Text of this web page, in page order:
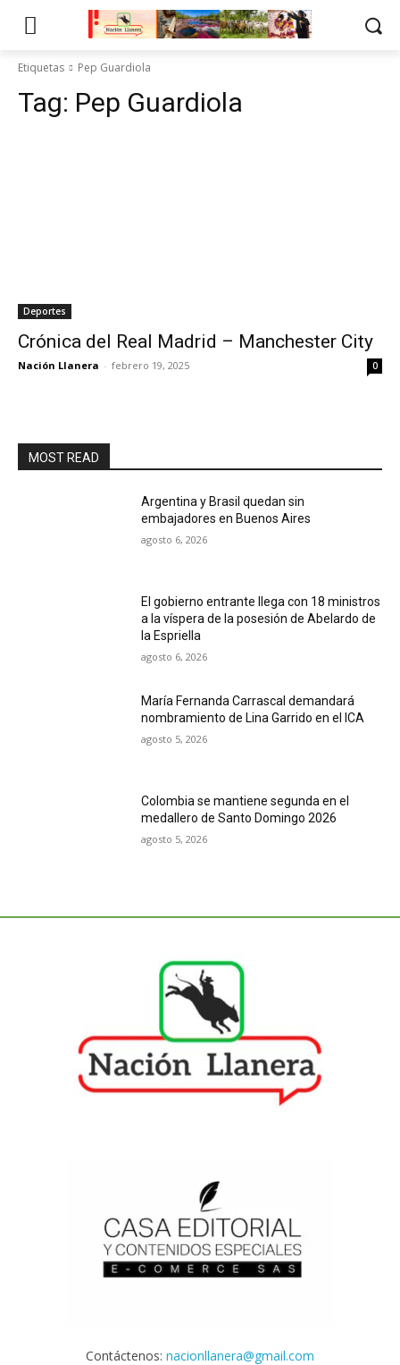
Etiquetas Pep Guardiola
Tag: Pep Guardiola
Deportes
Crónica del Real Madrid – Manchester City
Nación Llanera - febrero 19, 2025 0
MOST READ
Argentina y Brasil quedan sin
embajadores en Buenos Aires
agosto 6, 2026
El gobierno entrante llega con 18 ministros
a la víspera de la posesión de Abelardo de
la Espriella
agosto 6, 2026
María Fernanda Carrascal demandará
nombramiento de Lina Garrido en el ICA
agosto 5, 2026
Colombia se mantiene segunda en el
medallero de Santo Domingo 2026
agosto 5, 2026
Contáctenos: nacionllanera@gmail.com